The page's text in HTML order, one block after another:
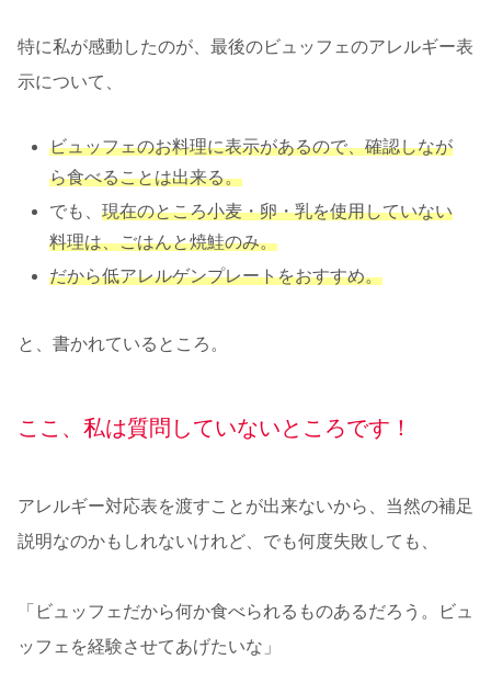
特に私が感動したのが、最後のビュッフェのアレルギー表
示について、
ビュッフェのお料理に表示があるので、確認しなが
ら食べることは出来る。
でも、現在のところ小麦・卵・乳を使用していない
料理は、ごはんと焼鮭のみ。
だから低アレルゲンプレートをおすすめ。
と、書かれているところ。
ここ、私は質問していないところです！
アレルギー対応表を渡すことが出来ないから、当然の補足
説明なのかもしれないけれど、でも何度失敗しても、
「ビュッフェだから何か食べられるものあるだろう。ビュ
ッフェを経験させてあげたいな」